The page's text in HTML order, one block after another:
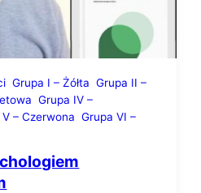
Grupa I – Żółta Grupa II –
Grupa IV –
– Czerwona Grupa VI –